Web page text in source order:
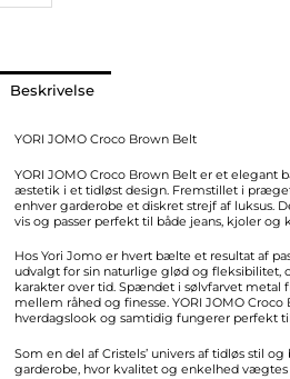
Beskrivelse
YORI JOMO Croco Brown Belt
YORI JOMO Croco Brown Belt er et
æstetik i et tidløst design. Fremstillet i
enhver garderobe et diskret strejf af luksus.
vis og passer perfekt til både jeans, kjoler og
Hos Yori Jomo er hvert bælte et resultat af
udvalgt for sin naturlige glød og fleksibilitet,
karakter over tid. Spændet i sølvfarvet
mellem råhed og finesse. YORI JOMO
hverdagslook og samtidig fungerer perfekt
Som en del af Cristels’ univers af tidløs stil
garderobe, hvor kvalitet og enkelhed